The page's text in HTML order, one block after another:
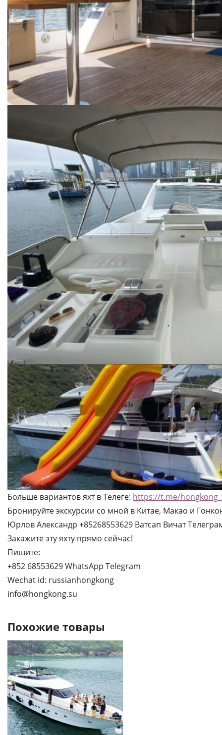
Больше вариантов яхт в Телеге: https://t.me/
Бронируйте экскурсии со мной в Китае, Макао и
Юрлов Александр +85268553629 Ватсап Вичат
Закажите эту яхту прямо сейчас!
Пишите:
+852 68553629 WhatsApp Telegram
Wechat id: russianhongkong
info@hongkong.su
Похожие товары